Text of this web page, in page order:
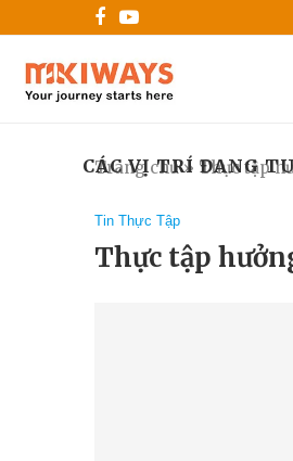
CÁC VỊ TRÍ ĐANG
Trang chủ» Thực tập
Tin Thực Tập
Thực tập